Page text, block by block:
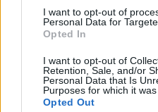
I want to opt-out of
Personal Data for
Opted In
I want to opt-out of
Retention, Sale, and/or
Personal Data that Is
Purposes for which it was
Opted Out
caso di impatto. Il controller
inseriscono in una cavità di
Tutte le connessioni audio
Premium Edition, alimentato